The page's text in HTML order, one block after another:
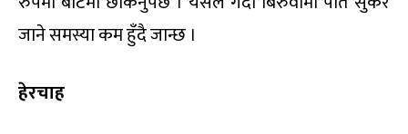
जाने समस्या कम हुँदै जान्छ ।
हेरचाह